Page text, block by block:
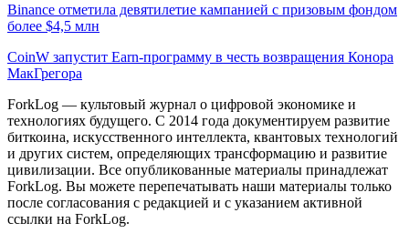
Binance отметила девятилетие кампанией с призовым фондом
более $4,5 млн
CoinW запустит Earn-программу в честь возвращения Конора
МакГрегора
ForkLog — культовый журнал о цифровой экономике и
технологиях будущего. С 2014 года документируем развитие
биткоина, искусственного интеллекта, квантовых технологий
и других систем, определяющих трансформацию и развитие
цивилизации. Все опубликованные материалы принадлежат
ForkLog. Вы можете перепечатывать наши материалы только
после согласования с редакцией и с указанием активной
ссылки на ForkLog.